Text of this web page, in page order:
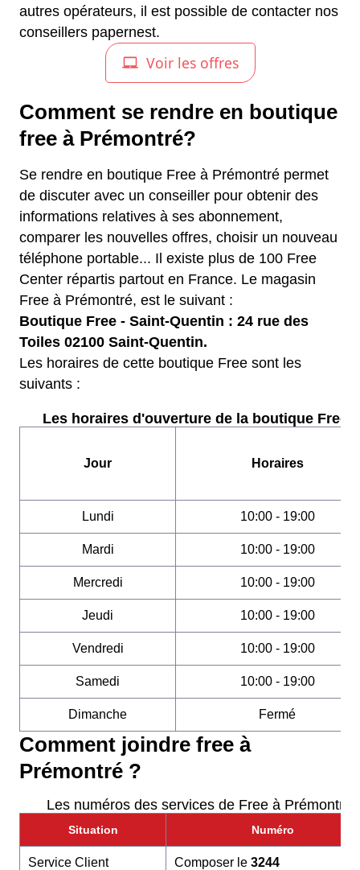
autres opérateurs, il est possible de contacter nos
conseillers papernest.
Comment se rendre en boutique
free à Prémontré?
Se rendre en boutique Free à Prémontré permet
de discuter avec un conseiller pour obtenir des
informations relatives à ses abonnement,
comparer les nouvelles offres, choisir un nouveau
téléphone portable... Il existe plus de 100 Free
Center répartis partout en France. Le magasin
Free à Prémontré, est le suivant :
Boutique Free - Saint-Quentin : 24 rue des
Toiles 02100 Saint-Quentin.
Les horaires de cette boutique Free sont les
suivants :
Les horaires d'ouverture de la boutique Free :
Jour Horaires
Lundi 10:00 - 19:00
Mardi 10:00 - 19:00
Mercredi 10:00 - 19:00
Jeudi 10:00 - 19:00
Vendredi 10:00 - 19:00
Samedi 10:00 - 19:00
Dimanche Fermé
Comment joindre free à
Prémontré ?
Les numéros des services de Free à Prémontré
Situation Numéro
Service Client Composer le 3244